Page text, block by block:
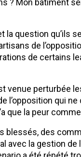
? Mon bâtiment
la question qu’ils
de
de certains
venue perturbée
l’opposition qui ne
que la peur
blessés, des
avec la gestion de